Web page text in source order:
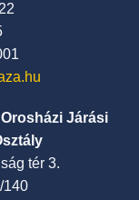
Járási
tér 3.
140